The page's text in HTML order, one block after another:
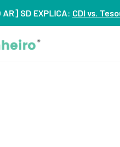
AR] SD EXPLICA: CDI vs.